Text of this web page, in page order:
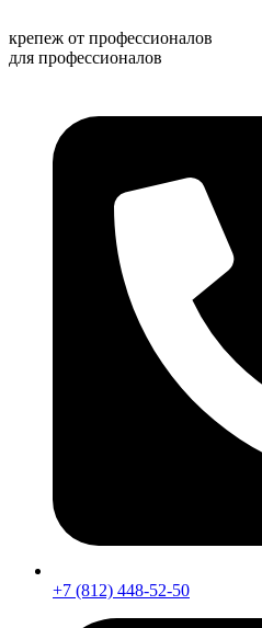
к
содержимому
крепеж от профессионалов
для профессионалов
+7 (812) 448-52-50